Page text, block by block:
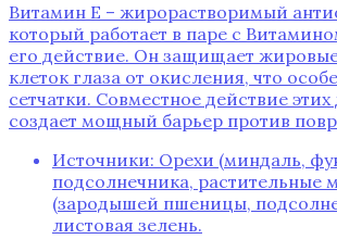
Витамин E – жирорастворимый
который работает в паре с
его действие. Он защищает
клеток глаза от окисления, что
сетчатки. Совместное действие
создает мощный барьер против
Источники: Орехи (миндаль,
подсолнечника, растительные
(зародышей пшеницы,
листовая зелень.